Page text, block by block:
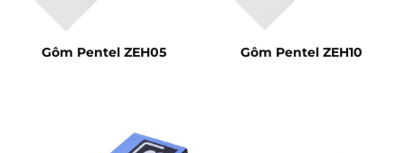
Gôm Pentel ZEH05 Gôm Pentel ZEH10